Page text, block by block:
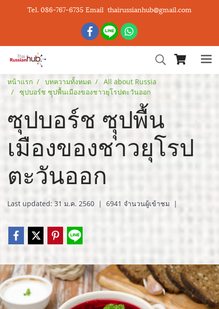
Tel. 086-767-6735 Email thairussianhub@gmail.com
หน้าแรก บทความทั้งหมด
All about Russia
ซุปบอร์ช ซุุปพื้นเมืองของชาวยุโรปตะวันออก
ซุปบอร์ช ซุุปพื้น
เมืองของชาวยุโรป
ตะวันออก
Last updated: 31 ม.ค. 2560 | 6941 จำนวนผู้เข้าชม |